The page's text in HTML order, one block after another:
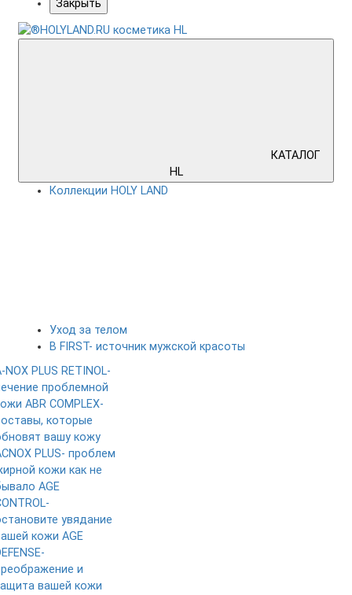
Закрыть
КАТАЛОГ
HL
Коллекции HOLY LAND
Уход за телом
B FIRST- источник мужской красоты
NOX PLUS RETINOL-
проблемной
ABR COMPLEX-
которые
вашу кожу
PLUS- проблем
кожи как не
AGE
увядание
кожи AGE
и
вашей кожи